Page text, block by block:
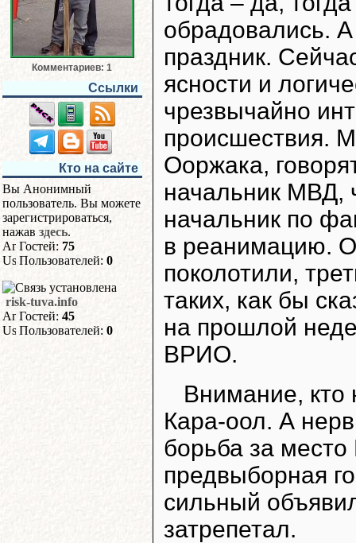
Комментариев: 1
Ссылки
Кто на сайте
Вы Анонимный
пользователь. Вы можете
зарегистрироваться,
нажав здесь.
Гостей: 75
Пользователей: 0
risk-tuva.info
Гостей: 45
Пользователей: 0
обрадовались.
праздник.
ясности и
чрезвычайно
происшествия.
Ооржака,
начальник МВД,
начальник по
в реанимацию.
поколотили,
таких, как бы
на прошлой
ВРИО.
Внимание,
Кара-оол. А
борьба за
предвыборная
сильный
затрепетал.